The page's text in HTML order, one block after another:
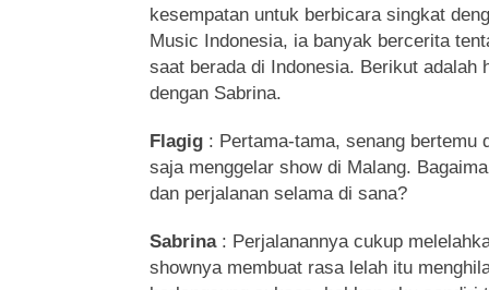
kesempatan untuk berbicara singkat
Music Indonesia, ia banyak bercerita
saat berada di Indonesia. Berikut adalah
dengan Sabrina.
Flagig : Pertama-tama, senang bertemu
saja menggelar show di Malang.
dan perjalanan selama di sana?
Sabrina: Perjalanannya cukup
shownya membuat rasa lelah itu